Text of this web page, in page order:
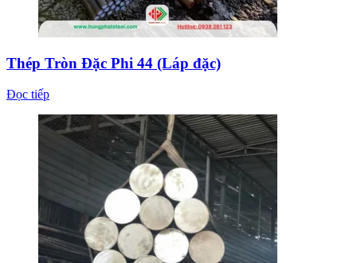
Thép Tròn Đặc Phi 44 (Láp đặc)
Đọc tiếp